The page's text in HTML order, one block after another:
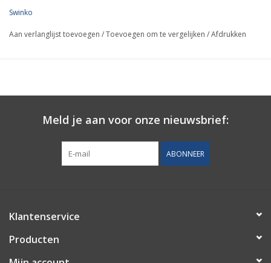
Swinko
Aan verlanglijst toevoegen /Toevoegen om te vergelijken /Afdrukken
Meld je aan voor onze nieuwsbrief:
ABONNEER
Klantenservice
Producten